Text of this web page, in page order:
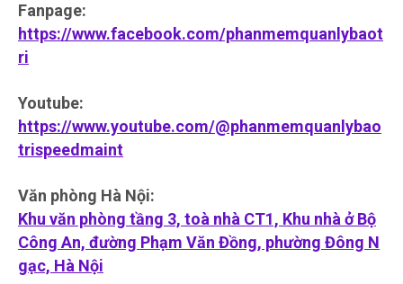
Fanpage:
https://www.facebook.com/phanmemquanlybaot
ri
Youtube:
https://www.youtube.com/@phanmemquanlybao
trispeedmaint
Văn phòng Hà Nội:
Khu văn phòng tầng 3, toà nhà CT1, Khu nhà ở Bộ
Công An, đường Phạm Văn Đồng, phường Đông N
gạc, Hà Nội